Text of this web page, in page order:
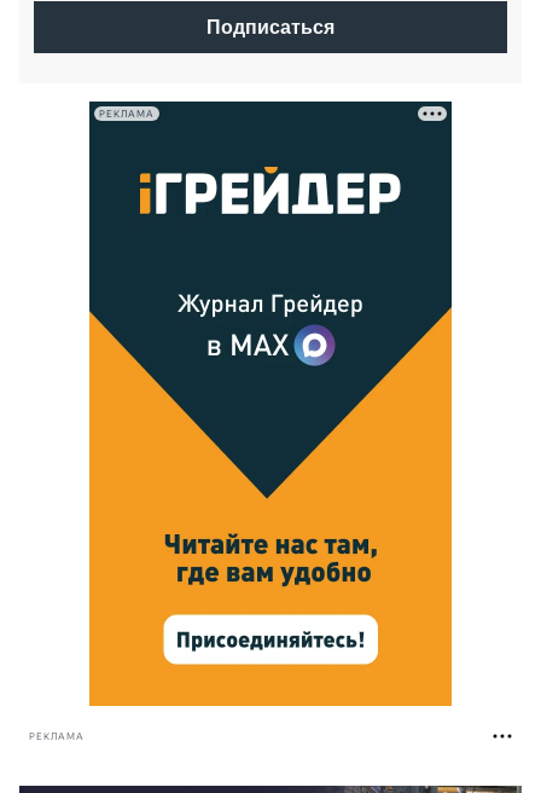
Подписаться
РЕКЛАМА
РЕКЛАМА